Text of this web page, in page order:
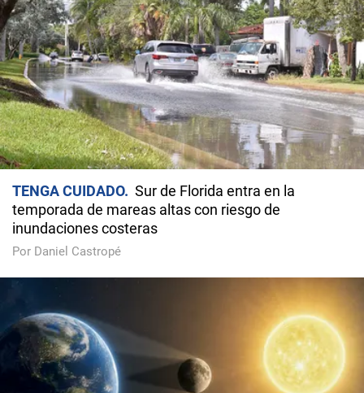
TENGA CUIDADO
Sur de Florida entra en la
temporada de mareas altas con riesgo de
inundaciones costeras
Por Daniel Castropé